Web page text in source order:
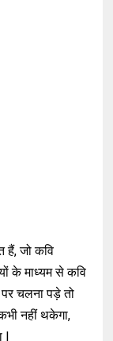
हैं, जो कवि
के माध्यम से कवि
चलना पड़े तो
नहीं थकेगा,
|